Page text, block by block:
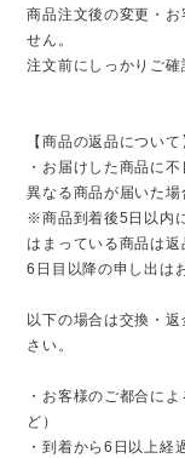
商品注文後の変更・
せん。
注文前にしっかりご確
【商品の返品について
・お届けした商品に
異なる商品が届いた場
※商品到着後5日以内
はまっている商品は返
6日目以降の申し出は
以下の場合は交換・
さい。
・お客様のご都合に
ど）
・到着から6日以上経